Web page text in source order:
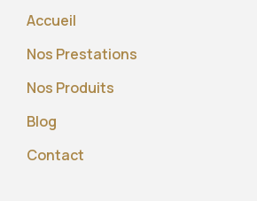
Accueil
Nos Prestations
Nos Produits
Blog
Contact